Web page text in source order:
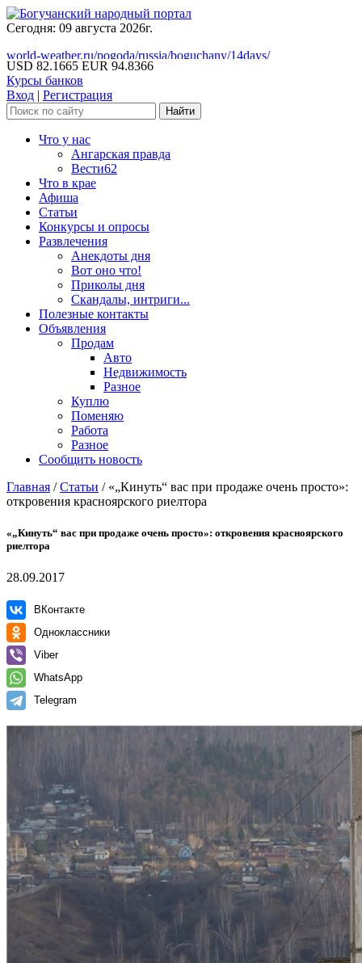
Сегодня: 09 августа 2026г.
world-weather.ru/pogoda/russia/boguchany/14days/
USD 82.1665 EUR 94.8366
Курсы банков
Вход | Регистрация
Что у нас
Ангарская правда
Вести62
Что в крае
Афиша
Статьи
Конкурсы и опросы
Развлечения
Анекдоты дня
Вот оно что!
Приколы дня
Скандалы, интриги...
Полезные контакты
Объявления
Продам
Авто
Недвижимость
Разное
Куплю
Поменяю
Работа
Разное
Сообщить новость
Главная /Статьи / «„Кинуть“ вас при продаже очень просто»:
откровения красноярского риелтора
«„Кинуть“ вас при продаже очень просто»: откровения красноярского
риелтора
28.09.2017
ВКонтакте
Одноклассники
Viber
WhatsApp
Telegram